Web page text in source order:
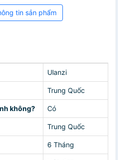
tin sản phẩm
Ulanzi
Trung Quốc
không? Có
Trung Quốc
6 Tháng